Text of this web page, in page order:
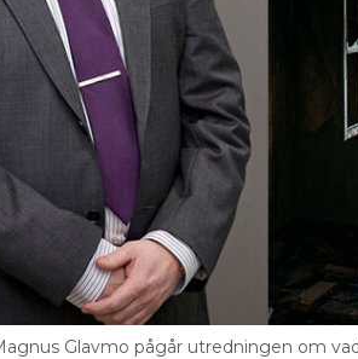
Glavmo pågår utredningen om